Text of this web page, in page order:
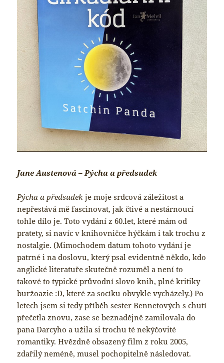
Jane Austenová – Pýcha a předsudek
Pýcha a předsudek je moje srdcová záležitost a
nepřestává mě fascinovat, jak čtivé a nestárnoucí
tohle dílo je. Toto vydání z 60.let, které mám od
pratety, si navíc v knihovničce hýčkám i tak trochu z
nostalgie. (Mimochodem datum tohoto vydání je
patrné i na doslovu, který psal evidentně někdo, kdo
anglické literatuře skutečně rozuměl a není to
takové to typické průvodní slovo knih, plné kritiky
buržoazie :D, které za socíku obvykle vycházely.) Po
letech jsem si tedy příběh sester Bennetových s chutí
přečetla znovu, zase se beznadějně zamilovala do
pana Darcyho a užila si trochu té nekýčovité
romantiky. Hvězdně obsazený film z roku 2005,
zdařilý neméně, musel pochopitelně následovat.